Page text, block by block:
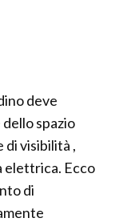
deve
spazio
di visibilità ,
elettrica. Ecco
di